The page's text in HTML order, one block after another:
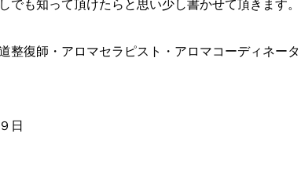
でも知って頂けたらと思い少し書かせて頂きます。
アロマセラピスト・アロマコーディネータ
日